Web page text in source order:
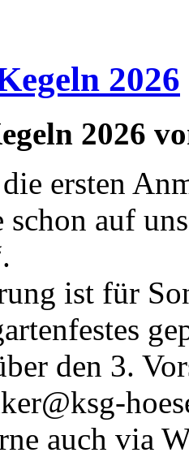
2026
2026
ersten
auf
ist für
den 3.
auch via